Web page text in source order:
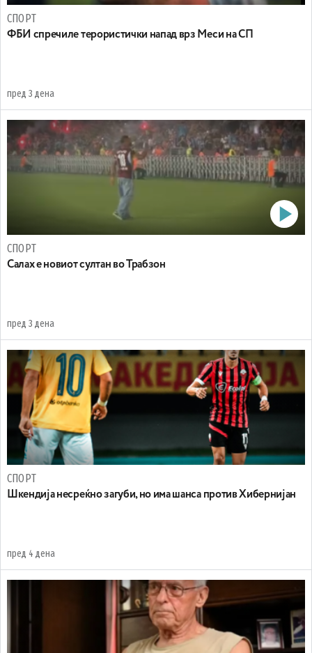
СПОРТ
ФБИ спречиле терористички напад врз Меси на СП
пред 3 дена
СПОРТ
Салах е новиот султан во Трабзон
пред 3 дена
СПОРТ
Шкендија несреќно загуби, но има шанса против Хибернијан
пред 4 дена